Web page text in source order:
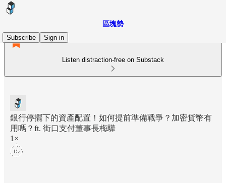
區塊勢
Subscribe
Sign in
Listen distraction-free on Substack
銀行停擺下的資產配置！如何提前準備戰爭？加密貨幣有
用嗎？ft. 街口支付董事長梅驊
1×